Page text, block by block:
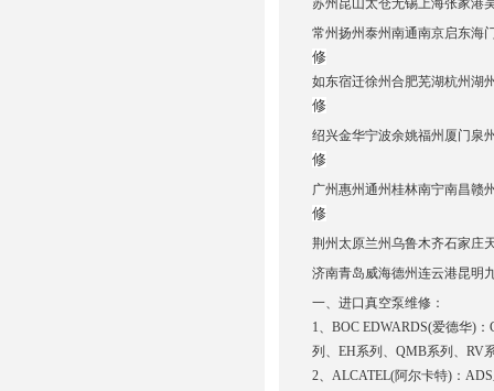
苏州昆山太仓无锡上海张家港
常州扬州泰州南通南京启东海
修
如东宿迁徐州合肥芜湖杭州湖
修
绍兴金华宁波余姚福州厦门泉
修
广州惠州通州桂林南宁南昌赣
修
荆州太原兰州乌鲁木齐石家庄
济南青岛威海德州连云港昆明
一、进口真空泵维修：
1、BOC EDWARDS(爱德华)
列、EH系列、QMB系列、RV
2、ALCATEL(阿尔卡特)：